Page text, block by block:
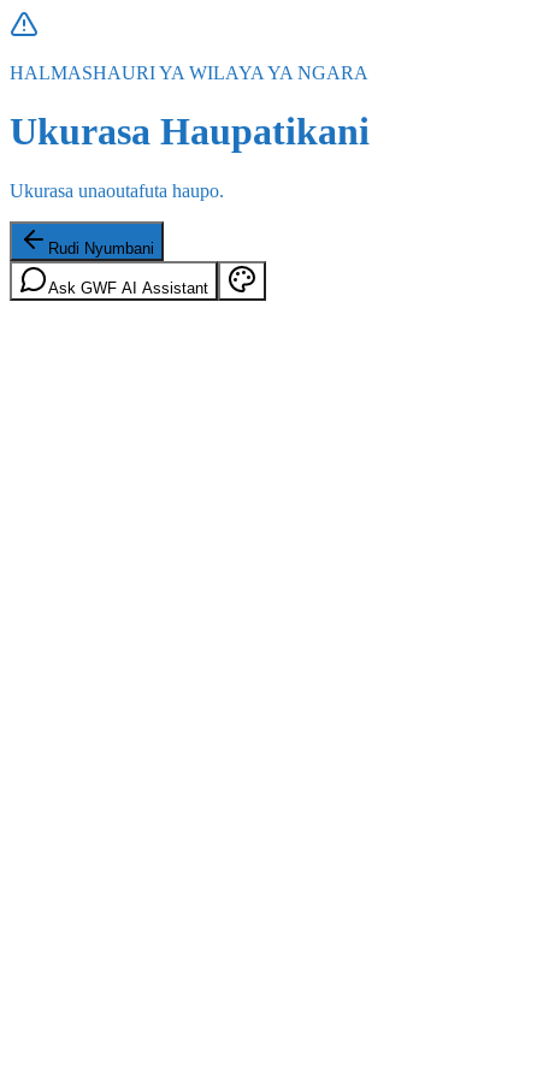
HALMASHAURI YA WILAYA YA NGARA
Ukurasa Haupatikani
Ukurasa unaoutafuta haupo.
Rudi Nyumbani
Ask GWF AI Assistant